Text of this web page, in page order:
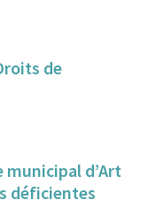
de
municipal d’Art
déficientes